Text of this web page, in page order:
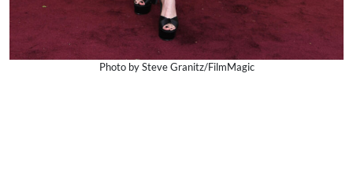
Photo by Steve Granitz/FilmMagic